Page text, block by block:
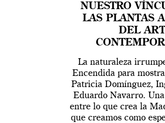
NUESTRO
LAS PLANTAS
DEL
La naturaleza
Encendida para
Patricia Domínguez,
Eduardo Navarro.
entre lo que crea la
que creamos como